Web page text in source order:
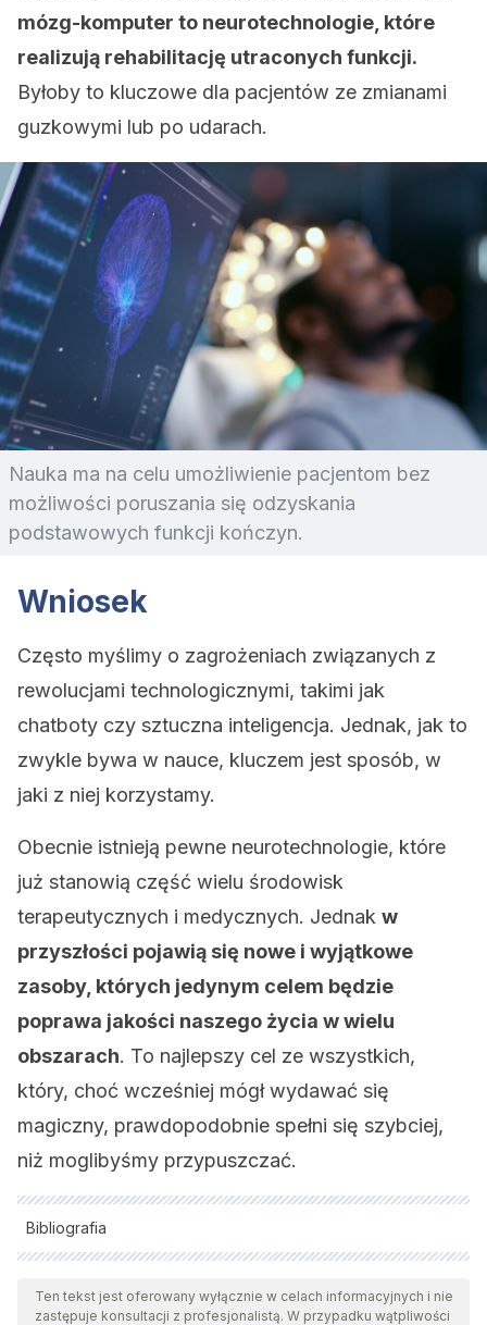
mózg-komputer to neurotechnologie, które
realizują rehabilitację utraconych funkcji.
Byłoby to kluczowe dla pacjentów ze zmianami
guzkowymi lub po udarach.
Nauka ma na celu umożliwienie pacjentom bez
możliwości poruszania się odzyskania
podstawowych funkcji kończyn.
Wniosek
Często myślimy o zagrożeniach związanych z
rewolucjami technologicznymi, takimi jak
chatboty czy sztuczna inteligencja. Jednak, jak to
zwykle bywa w nauce, kluczem jest sposób, w
jaki z niej korzystamy.
Obecnie istnieją pewne neurotechnologie, które
już stanowią część wielu środowisk
terapeutycznych i medycznych. Jednak w
przyszłości pojawią się nowe i wyjątkowe
zasoby, których jedynym celem będzie
poprawa jakości naszego życia w wielu
obszarach. To najlepszy cel ze wszystkich,
który, choć wcześniej mógł wydawać się
magiczny, prawdopodobnie spełni się szybciej,
niż moglibyśmy przypuszczać.
Bibliografia
Wszystkie cytowane źródła zostały gruntownie
przeanalizowane przez nasz zespół w celu zapewnienia ich
jakości, wiarygodności, aktualności i ważności. Bibliografia
Ten tekst jest oferowany wyłącznie w celach informacyjnych i nie
zastępuje konsultacji z profesjonalistą. W przypadku wątpliwości